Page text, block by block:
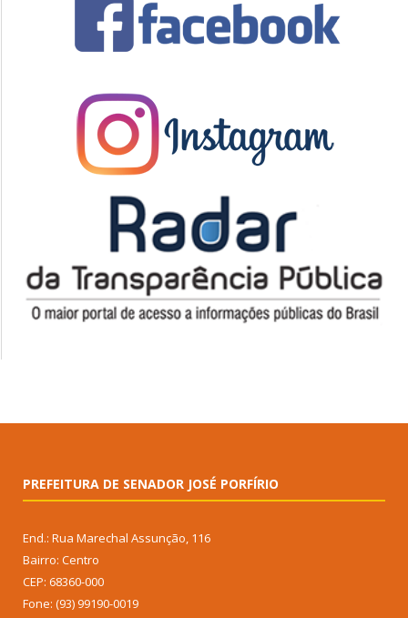
PREFEITURA DE SENADOR JOSÉ PORFÍRIO
End.: Rua Marechal Assunção, 116
Bairro: Centro
CEP: 68360-000
Fone: (93) 99190-0019